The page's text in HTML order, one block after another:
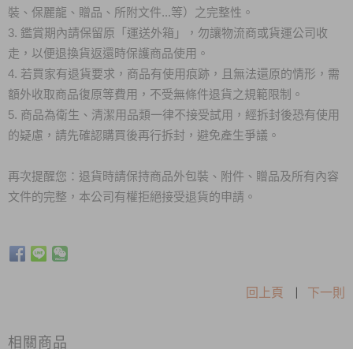
裝、保麗龍、贈品、所附文件...等）之完整性。
3. 鑑賞期內請保留原「運送外箱」，勿讓物流商或貨運公司收
走，以便退換貨返還時保護商品使用。
4. 若買家有退貨要求，商品有使用痕跡，且無法還原的情形，需
額外收取商品復原等費用，不受無條件退貨之規範限制。
5. 商品為衛生、清潔用品類一律不接受試用，經拆封後恐有使用
的疑慮，請先確認購買後再行拆封，避免產生爭議。
再次提醒您：退貨時請保持商品外包裝、附件、贈品及所有內容
文件的完整，本公司有權拒絕接受退貨的申請。
回上頁 | 下一則
相關商品